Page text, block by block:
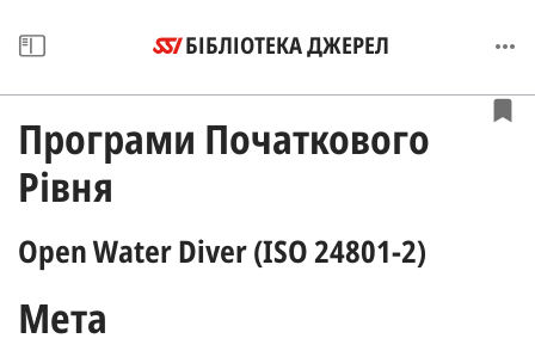
БІБЛІОТЕКА ДЖЕРЕЛ
Програми Початкового
Рівня
Open Water Diver (ISO 24801-2)
Мета